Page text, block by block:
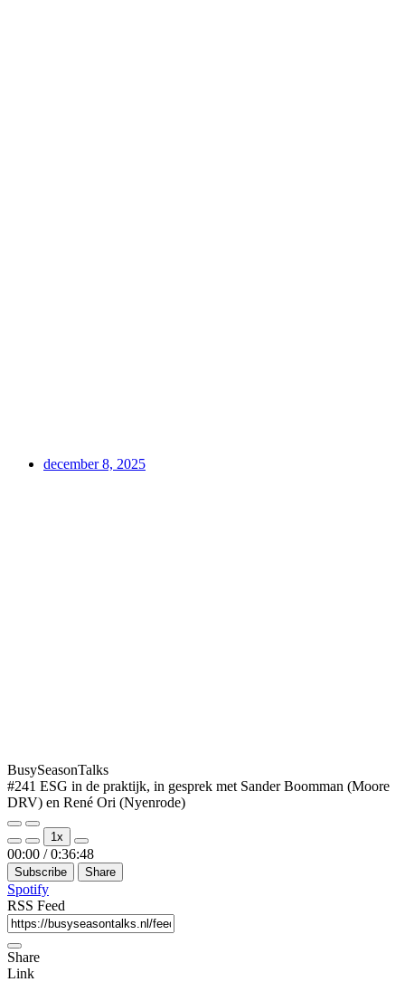
december 8, 2025
BusySeasonTalks
#241 ESG in de praktijk, in gesprek met Sander Boomman (Moore
DRV) en René Ori (Nyenrode)
Play
Episode
Pause
Episode
Mute/Unmute
Episode
Rewind
10
Seconds
1x
Fast
Forward
30
00:00 / 0:36:48
Subscribe Share
Spotify
RSS Feed
Share
Link